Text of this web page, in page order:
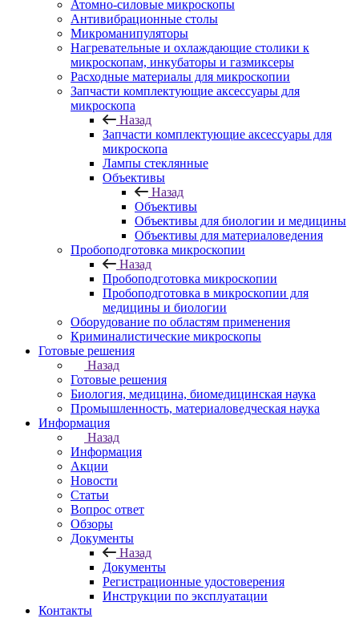
Атомно-силовые микроскопы
Антивибрационные столы
Микроманипуляторы
Нагревательные и охлаждающие столики к
микроскопам, инкубаторы и газмиксеры
Расходные материалы для микроскопии
Запчасти комплектующие аксессуары для
микроскопа
Назад
Запчасти комплектующие аксессуары для
микроскопа
Лампы стеклянные
Объективы
Назад
Объективы
Объективы для биологии и медицины
Объективы для материаловедения
Пробоподготовка микроскопии
Назад
Пробоподготовка микроскопии
Пробоподготовка в микроскопии для
медицины и биологии
Оборудование по областям применения
Криминалистические микроскопы
Готовые решения
Назад
Готовые решения
Биология, медицина, биомедицинская наука
Промышленность, материаловедческая наука
Информация
Назад
Информация
Акции
Новости
Статьи
Вопрос ответ
Обзоры
Документы
Назад
Документы
Регистрационные удостоверения
Инструкции по эксплуатации
Контакты